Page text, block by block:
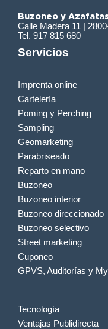
Buzoneo y
Calle Madera 11 |
Tel. 917 815 680
Servicios
Imprenta online
Cartelería
Poming y Perching
Sampling
Geomarketing
Parabriseado
Reparto en mano
Buzoneo
Buzoneo interior
Buzoneo direccionado
Buzoneo selectivo
Street marketing
Cuponeo
GPVS, Auditorías y
Tecnología
Ventajas Publidirecta